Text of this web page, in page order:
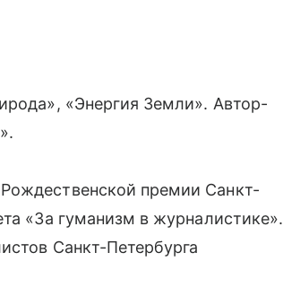
«Энергия Земли». Автор-
премии Санкт-
«За гуманизм в журналистике».
Санкт-Петербурга